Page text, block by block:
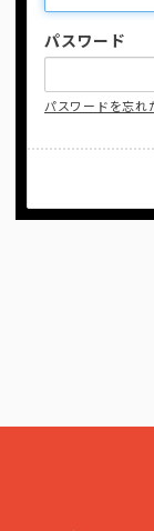
パスワード
パスワードを忘れ